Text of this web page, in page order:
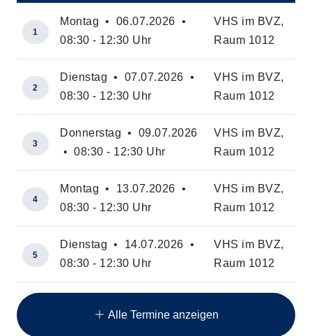
Insgesamt gibt es 21 Termine zum diesen Kurs
1
Montag • 06.07.2026 •
08:30 - 12:30 Uhr
VHS im BVZ,
Raum 1012
2
Dienstag • 07.07.2026 •
08:30 - 12:30 Uhr
VHS im BVZ,
Raum 1012
3
Donnerstag • 09.07.2026
• 08:30 - 12:30 Uhr
VHS im BVZ,
Raum 1012
4
Montag • 13.07.2026 •
08:30 - 12:30 Uhr
VHS im BVZ,
Raum 1012
5
Dienstag • 14.07.2026 •
08:30 - 12:30 Uhr
VHS im BVZ,
Raum 1012
Alle Termine anzeigen